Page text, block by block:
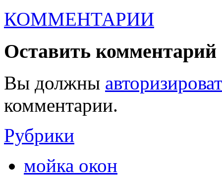
КОММЕНТАРИИ
Оставить комментарий
Вы должны
комментарии.
Рубрики
мойка окон